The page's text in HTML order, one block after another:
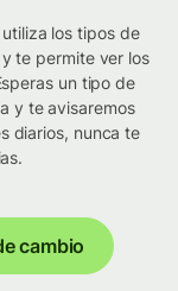
los tipos de
te permite ver los
un tipo de
y te avisaremos
diarios, nunca te
cambio